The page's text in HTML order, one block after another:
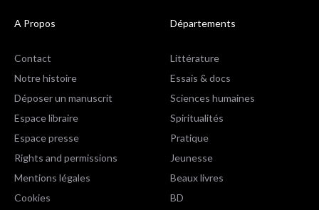
A Propos
Contact
Notre histoire
Déposer un manuscrit
Espace libraire
Espace presse
Rights and permissions
Mentions légales
Cookies
Départements
Littérature
Essais & docs
Sciences humaines
Spiritualités
Pratique
Jeunesse
Beaux livres
BD